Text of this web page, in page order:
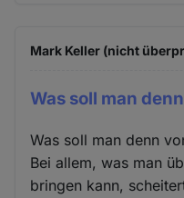
Mark Keller (nicht
Was soll man
Was soll man denn
Bei allem, was man
bringen kann,